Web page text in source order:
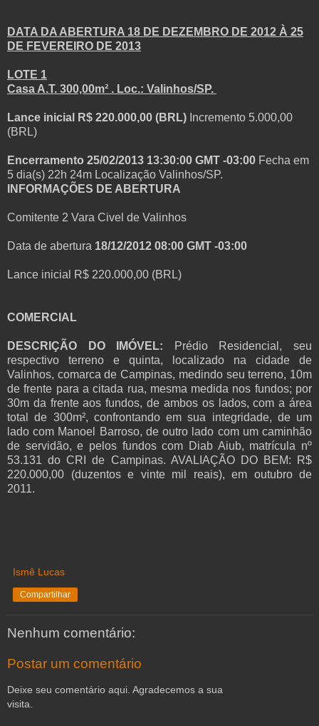
DATA DA ABERTURA 18 DE DEZEMBRO DE 2012 À 25
DE FEVEREIRO DE 2013
LOTE 1
Casa A.T. 300,00m² . Loc.: Valinhos/SP.
Lance inicial R$ 220.000,00 (BRL) Incremento 5.000,00
(BRL)
Encerramento 25/02/2013 13:30:00 GMT -03:00 Fecha em
5 dia(s) 22h 24m Localização Valinhos/SP.
INFORMAÇÕES DE ABERTURA
Comitente 2 Vara Civel de Valinhos
Data de abertura 18/12/2012 08:00 GMT -03:00
Lance inicial R$ 220.000,00 (BRL)
COMERCIAL
DESCRIÇÃO DO IMÓVEL:
Prédio Residencial, seu
respectivo terreno e quinta, localizado na cidade de
Valinhos, comarca de Campinas, medindo seu terreno, 10m
de frente para a citada rua, mesma medida nos fundos; por
30m da frente aos fundos, de ambos os lados, com a área
total de 300m², confrontando em sua integridade, de um
lado com Manoel Barroso, de outro lado com um caminhão
de servidão, e pelos fundos com Diab Aiub, matrícula nº
53.131 do CRI de Campinas. AVALIAÇÃO DO BEM: R$
220.000,00 (duzentos e vinte mil reais), em outubro de
2011.
Ismê Lucas
Compartilhar
Nenhum comentário:
Postar um comentário
Deixe seu comentário aqui. Agradecemos a sua
visita.